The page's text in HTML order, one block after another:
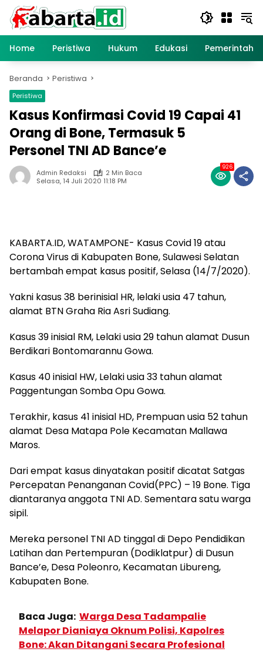
Langsung
konten
Home
Peristiwa Hukum Edukasi
Beranda Peristiwa
Peristiwa
Kasus Konfirmasi Covid 19 Capai 41
Orang di Bone, Termasuk 5
Personel TNI AD Bance’e
Admin Redaksi
2 Min Baca
Selasa, 14 Juli 2020 11:18 PM
926
KABARTA.ID, WATAMPONE- Kasus Covid 19 atau
Corona Virus di Kabupaten Bone, Sulawesi Selatan
bertambah empat kasus positif, Selasa (14/7/2020).
Yakni kasus 38 berinisial HR, lelaki usia 47 tahun,
alamat BTN Graha Ria Asri Sudiang.
Kasus 39 inisial RM, Lelaki usia 29 tahun alamat Dusun
Berdikari Bontomarannu Gowa.
Kasus 40 inisial HW, Lelaki usia 33 tahun alamat
Paggentungan Somba Opu Gowa.
Terakhir, kasus 41 inisial HD, Prempuan usia 52 tahun
alamat Desa Matapa Pole Kecamatan Mallawa
Maros.
Dari empat kasus dinyatakan positif dicatat Satgas
Percepatan Penanganan Covid(PPC) – 19 Bone. Tiga
diantaranya anggota TNI AD. Sementara satu warga
sipil.
Mereka personel TNI AD tinggal di Depo Pendidikan
Latihan dan Pertempuran (Dodiklatpur) di Dusun
Bance’e, Desa Poleonro, Kecamatan Libureng,
Kabupaten Bone.
Baca Juga: Warga Desa Tadampalie
Melapor Dianiaya Oknum Polisi, Kapolres
Bone: Akan Ditangani Secara Profesional